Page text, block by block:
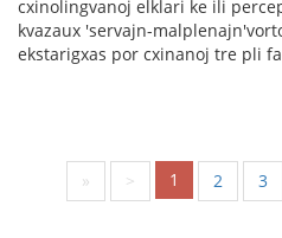
cxinolingvanoj elklari ke ili
kvazaux 'servajn-
ekstarigxas por cxinanoj tre pli
« < 1 2 3